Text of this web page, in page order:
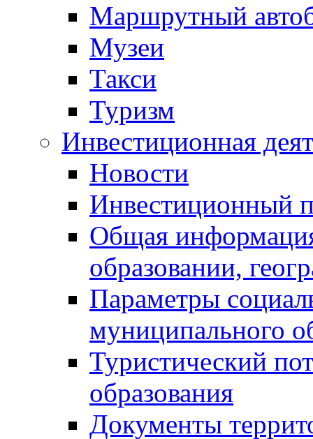
Маршрутный
Музеи
Такси
Туризм
Инвестиционная
Новости
Инвестиционный
Общая
образовании,
Параметры
муниципального
Туристический
образования
Документы